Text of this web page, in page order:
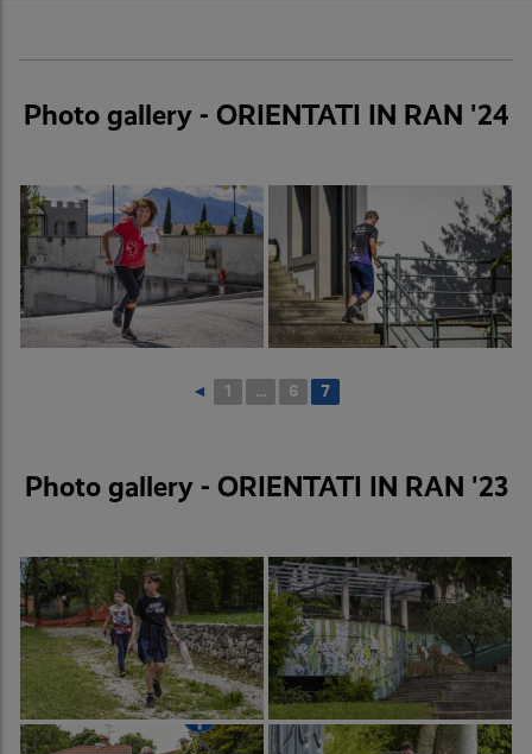
Photo gallery - ORIENTATI IN RAN '24
◄ 1 ... 6 7
Photo gallery - ORIENTATI IN RAN '23